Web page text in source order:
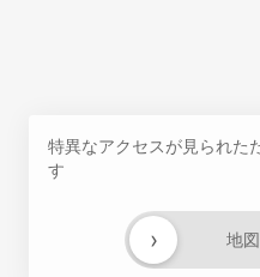
特異なアクセスが見られた
す
地
›